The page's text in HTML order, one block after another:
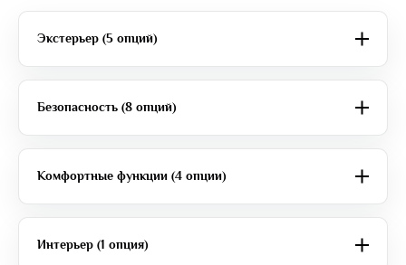
Экстерьер (5 опций)
Безопасность (8 опций)
Комфортные функции (4 опции)
Интерьер (1 опция)